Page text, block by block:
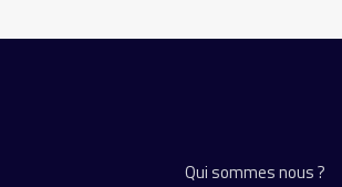
Qui sommes nous ?